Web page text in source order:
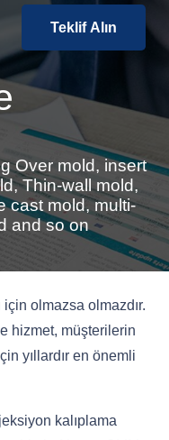
Teklif Alın
Over mold, insert
Thin-wall mold,
cast mold, multi-
and so on
olmazsa olmazdır.
hizmet, müşterilerin
yıllardır en önemli
kalıplama